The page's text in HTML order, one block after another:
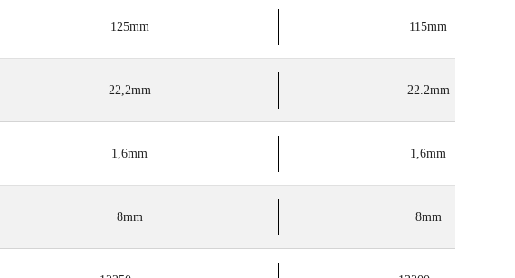
125mm 115mm
22,2mm 22.2mm
1,6mm 1,6mm
8mm 8mm